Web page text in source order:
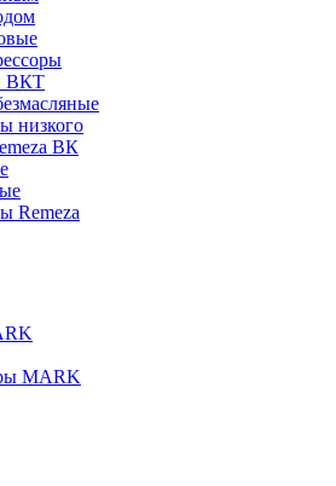
ВКТ
низкого
ВК
Remeza
MARK